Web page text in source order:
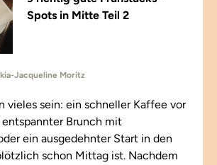
Spots in Mitte Teil 2
Jacqueline Moritz
vieles sein: ein schneller Kaffee vor
Brunch mit
ein ausgedehnter Start in den
schon Mittag ist. Nachdem